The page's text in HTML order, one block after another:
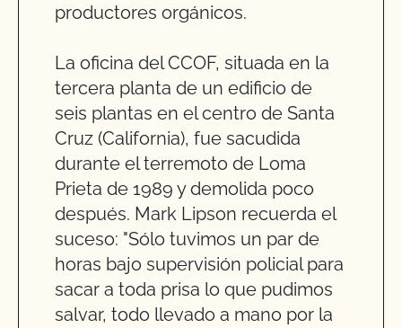
productores orgánicos.
La oficina del CCOF, situada en la
tercera planta de un edificio de
seis plantas en el centro de Santa
Cruz (California), fue sacudida
durante el terremoto de Loma
Prieta de 1989 y demolida poco
después. Mark Lipson recuerda el
suceso: "Sólo tuvimos un par de
horas bajo supervisión policial para
sacar a toda prisa lo que pudimos
salvar, todo llevado a mano por la